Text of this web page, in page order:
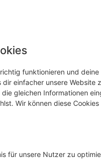
funktionieren und
einfacher unsere Website
gleichen Informationen
Wir können diese
für unsere Nutzer zu